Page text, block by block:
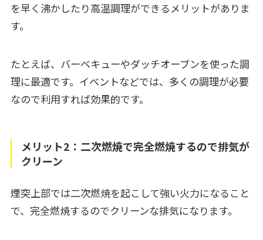
を早く沸かしたり高温調理ができるメリットがありま
す。
たとえば、バーベキューやダッチオーブンを使った調
理に最適です。イベントなどでは、多くの調理が必要
なので利用すれば効果的です。
メリット2：二次燃焼で完全燃焼するので排気が
クリーン
煙突上部では二次燃焼を起こして強い火力になること
で、完全燃焼するのでクリーンな排気になります。